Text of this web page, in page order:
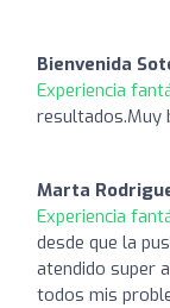
Bienvenida
Experiencia
resultados.Muy
Marta
Experiencia
desde que la
atendido super
todos mis